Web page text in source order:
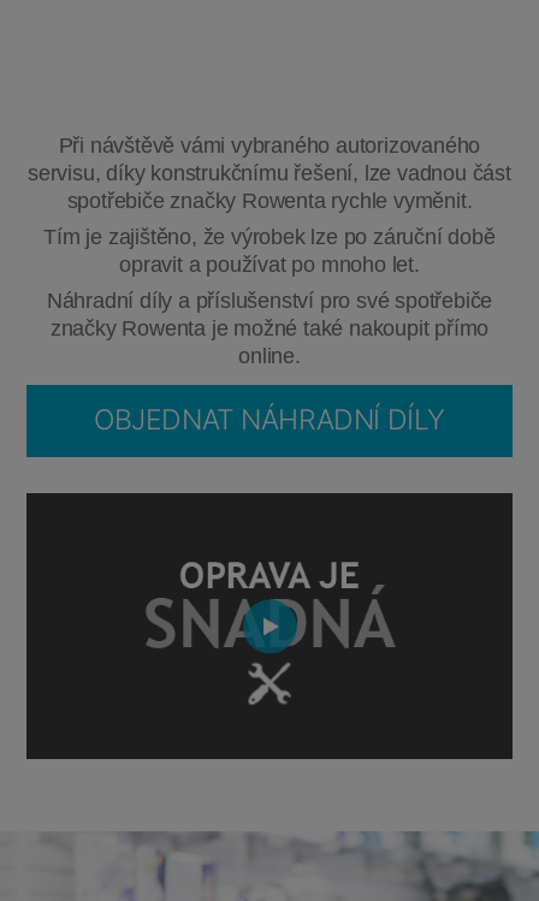
Při návštěvě vámi vybraného autorizovaného
servisu, díky konstrukčnímu řešení, lze vadnou část
spotřebiče značky Rowenta rychle vyměnit.
Tím je zajištěno, že výrobek lze po záruční době
opravit a používat po mnoho let.
Náhradní díly a příslušenství pro své spotřebiče
značky Rowenta je možné také nakoupit přímo
online.
OBJEDNAT NÁHRADNÍ DÍLY